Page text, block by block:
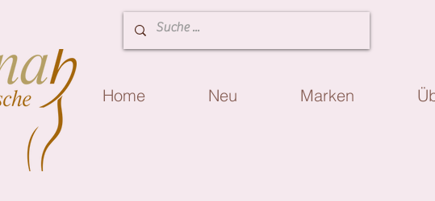
Home Neu Marken